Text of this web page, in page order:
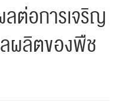
ต่อการเจริญ
ลผลิตของพืช